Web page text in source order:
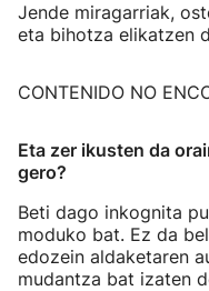
Jende miragarriak,
eta bihotza elikatzen
CONTENIDO NO
Eta zer ikusten da
gero?
Beti dago inkognita
moduko bat. Ez da
edozein aldaketaren
mudantza bat izaten